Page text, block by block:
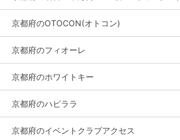
京都府のOTOCON(オトコン)
京都府のフィオーレ
京都府のホワイトキー
京都府のハピララ
京都府のイベントクラブアクセス